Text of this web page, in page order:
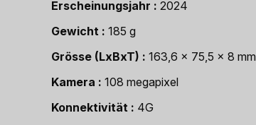
Erscheinungsjahr
2024
Gewicht
185 g
Grösse (LxBxT)
163,6 x 75,5 x 8 mm
Kamera
108 megapixel
Konnektivität
4G